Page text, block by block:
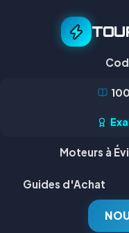
Moteurs à
Guides d'Achat